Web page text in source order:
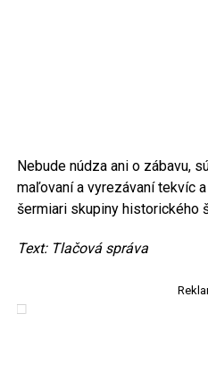
Nebude núdza ani o zábavu,
maľovaní a vyrezávaní tekvíc
šermiari skupiny historického
Text: Tlačová správa